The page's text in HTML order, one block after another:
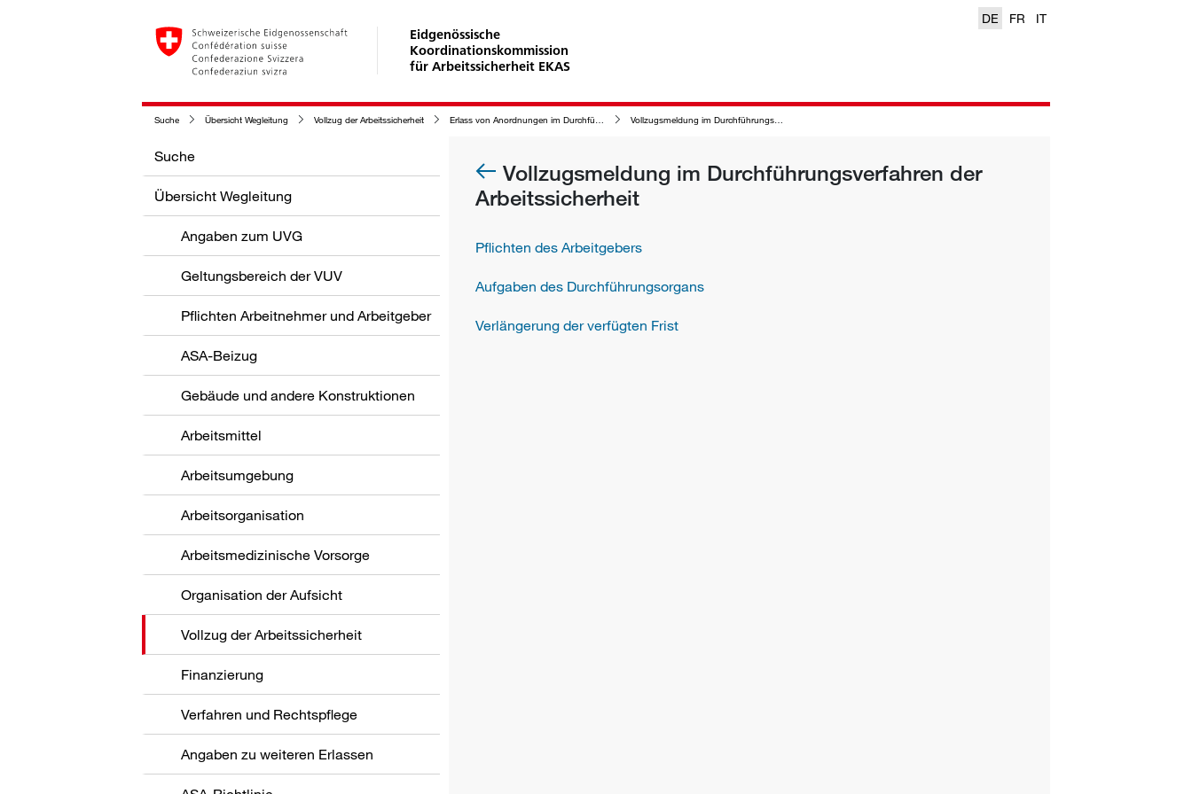
Eidgenössische
Koordinationskommission
für Arbeitssicherheit EKAS
DE FR IT
Suche Übersicht Wegleitung Vollzug der Arbeitssicherheit Erlass von Anordnungen im Durchführungsverfahren der Arbeitssicherheit Vollzugsmeldung im Durchführungsverfahren der Arbeitssicherheit
Suche
Übersicht Wegleitung
Angaben zum UVG
Geltungsbereich der VUV
Pflichten Arbeitnehmer und Arbeitgeber
ASA-Beizug
Gebäude und andere Konstruktionen
Arbeitsmittel
Arbeitsumgebung
Arbeitsorganisation
Arbeitsmedizinische Vorsorge
Organisation der Aufsicht
Vollzug der Arbeitssicherheit
Finanzierung
Verfahren und Rechtspflege
Angaben zu weiteren Erlassen
Vollzugsmeldung im Durchführungsverfahren der
Arbeitssicherheit
Pflichten des Arbeitgebers
Aufgaben des Durchführungsorgans
Verlängerung der verfügten Frist